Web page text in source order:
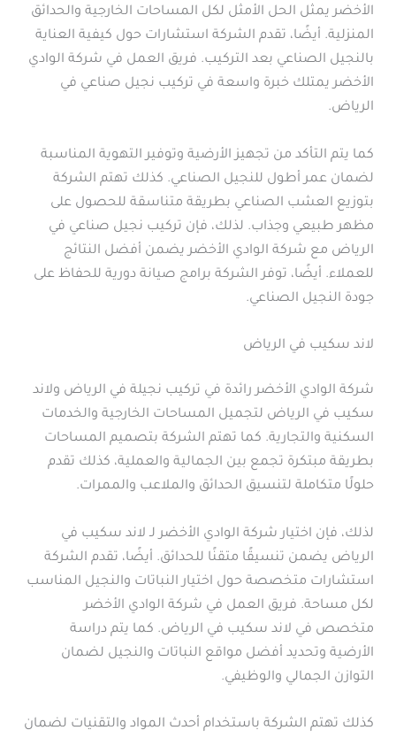
الأخضر يمثل الحل الأمثل لكل المساحات الخارجية والحدائق
المنزلية. أيضًا، تقدم الشركة استشارات حول كيفية العناية
بالنجيل الصناعي بعد التركيب. فريق العمل في شركة الوادي
الأخضر يمتلك خبرة واسعة في تركيب نجيل صناعي في
الرياض.
كما يتم التأكد من تجهيز الأرضية وتوفير التهوية المناسبة
لضمان عمر أطول للنجيل الصناعي. كذلك تهتم الشركة
بتوزيع العشب الصناعي بطريقة متناسقة للحصول على
مظهر طبيعي وجذاب. لذلك، فإن تركيب نجيل صناعي في
الرياض مع شركة الوادي الأخضر يضمن أفضل النتائج
للعملاء. أيضًا، توفر الشركة برامج صيانة دورية للحفاظ على
جودة النجيل الصناعي.
لاند سكيب في الرياض
شركة الوادي الأخضر رائدة في تركيب نجيلة في الرياض ولاند
سكيب في الرياض لتجميل المساحات الخارجية والخدمات
السكنية والتجارية. كما تهتم الشركة بتصميم المساحات
بطريقة مبتكرة تجمع بين الجمالية والعملية، كذلك تقدم
حلولًا متكاملة لتنسيق الحدائق والملاعب والممرات.
لذلك، فإن اختيار شركة الوادي الأخضر لـ لاند سكيب في
الرياض يضمن تنسيقًا متقنًا للحدائق. أيضًا، تقدم الشركة
استشارات متخصصة حول اختيار النباتات والنجيل المناسب
لكل مساحة. فريق العمل في شركة الوادي الأخضر
متخصص في لاند سكيب في الرياض. كما يتم دراسة
الأرضية وتحديد أفضل مواقع النباتات والنجيل لضمان
التوازن الجمالي والوظيفي.
كذلك تهتم الشركة باستخدام أحدث المواد والتقنيات لضمان